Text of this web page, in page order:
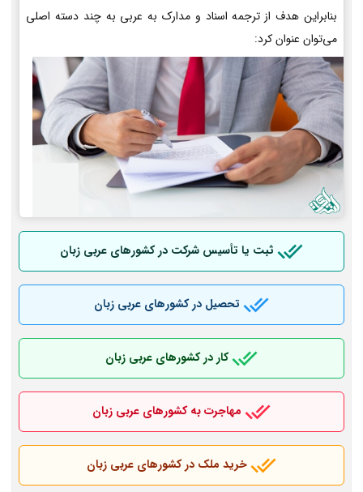
بنابراین هدف از ترجمه اسناد و مدارک به عربی به چند دسته اصلی
می‌توان عنوان کرد:
ثبت یا تأسیس شرکت در کشورهای عربی زبان
تحصیل در کشورهای عربی زبان
کار در کشورهای عربی زبان
مهاجرت به کشورهای عربی زبان
خرید ملک در کشورهای عربی زبان